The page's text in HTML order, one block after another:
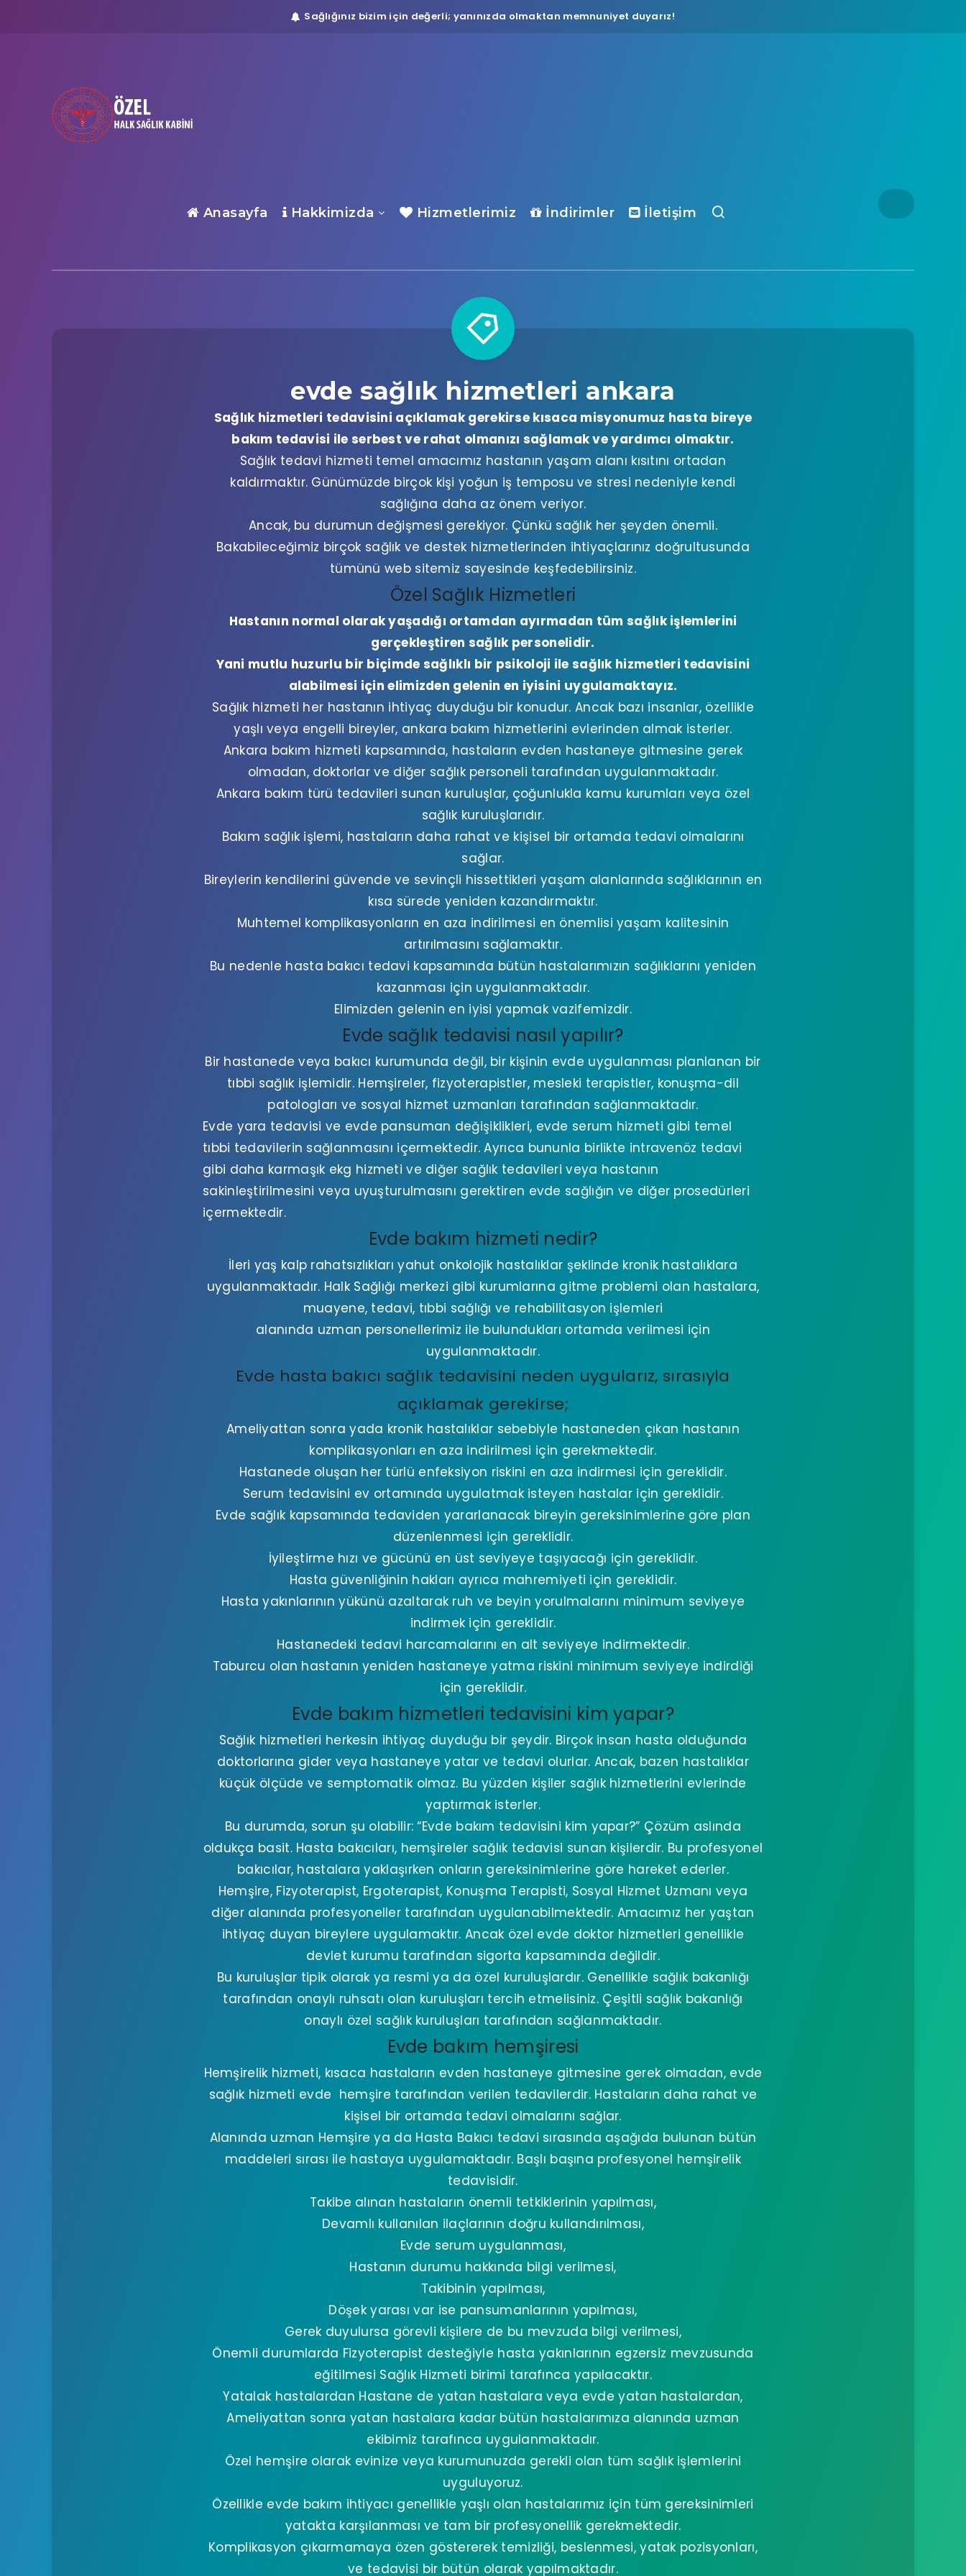
Sağlığınız bizim için değerli; yanınızda olmaktan memnuniyet duyarız!
Anasayfa Hakkimizda Hizmetlerimiz İndirimler İletişim
evde sağlık hizmetleri ankara
Sağlık hizmetleri tedavisini açıklamak gerekirse kısaca misyonumuz hasta bireye
bakım tedavisi ile serbest ve rahat olmanızı sağlamak ve yardımcı olmaktır.
Sağlık tedavi hizmeti temel amacımız hastanın yaşam alanı kısıtını ortadan
kaldırmaktır. Günümüzde birçok kişi yoğun iş temposu ve stresi nedeniyle kendi
sağlığına daha az önem veriyor.
Ancak, bu durumun değişmesi gerekiyor. Çünkü sağlık her şeyden önemli.
Bakabileceğimiz birçok sağlık ve destek hizmetlerinden ihtiyaçlarınız doğrultusunda
tümünü web sitemiz sayesinde keşfedebilirsiniz.
Özel Sağlık Hizmetleri
Hastanın normal olarak yaşadığı ortamdan ayırmadan tüm sağlık işlemlerini
gerçekleştiren sağlık personelidir.
Yani mutlu huzurlu bir biçimde sağlıklı bir psikoloji ile sağlık hizmetleri tedavisini
alabilmesi için elimizden gelenin en iyisini uygulamaktayız.
Sağlık hizmeti her hastanın ihtiyaç duyduğu bir konudur. Ancak bazı insanlar, özellikle
yaşlı veya engelli bireyler, ankara bakım hizmetlerini evlerinden almak isterler.
Ankara bakım hizmeti kapsamında, hastaların evden hastaneye gitmesine gerek
olmadan, doktorlar ve diğer sağlık personeli tarafından uygulanmaktadır.
Ankara bakım türü tedavileri sunan kuruluşlar, çoğunlukla kamu kurumları veya özel
sağlık kuruluşlarıdır.
Bakım sağlık işlemi, hastaların daha rahat ve kişisel bir ortamda tedavi olmalarını
sağlar.
Bireylerin kendilerini güvende ve sevinçli hissettikleri yaşam alanlarında sağlıklarının en
kısa sürede yeniden kazandırmaktır.
Muhtemel komplikasyonların en aza indirilmesi en önemlisi yaşam kalitesinin
artırılmasını sağlamaktır.
Bu nedenle hasta bakıcı tedavi kapsamında bütün hastalarımızın sağlıklarını yeniden
kazanması için uygulanmaktadır.
Elimizden gelenin en iyisi yapmak vazifemizdir.
Evde sağlık tedavisi nasıl yapılır?
Bir hastanede veya bakıcı kurumunda değil, bir kişinin evde uygulanması planlanan bir
tıbbi sağlık işlemidir. Hemşireler, fizyoterapistler, mesleki terapistler, konuşma-dil
patologları ve sosyal hizmet uzmanları tarafından sağlanmaktadır.
Evde yara tedavisi ve evde pansuman değişiklikleri, evde serum hizmeti gibi temel
tıbbi tedavilerin sağlanmasını içermektedir. Ayrıca bununla birlikte intravenöz tedavi
gibi daha karmaşık ekg hizmeti ve diğer sağlık tedavileri veya hastanın
sakinleştirilmesini veya uyuşturulmasını gerektiren evde sağlığın ve diğer prosedürleri
içermektedir.
Evde bakım hizmeti nedir?
İleri yaş kalp rahatsızlıkları yahut onkolojik hastalıklar şeklinde kronik hastalıklara
uygulanmaktadır. Halk Sağlığı merkezi gibi kurumlarına gitme problemi olan hastalara,
muayene, tedavi, tıbbi sağlığı ve rehabilitasyon işlemleri
alanında uzman personellerimiz ile bulundukları ortamda verilmesi için
uygulanmaktadır.
Evde hasta bakıcı sağlık tedavisini neden uygularız, sırasıyla
açıklamak gerekirse;
Ameliyattan sonra yada kronik hastalıklar sebebiyle hastaneden çıkan hastanın
komplikasyonları en aza indirilmesi için gerekmektedir.
Hastanede oluşan her türlü enfeksiyon riskini en aza indirmesi için gereklidir.
Serum tedavisini ev ortamında uygulatmak isteyen hastalar için gereklidir.
Evde sağlık kapsamında tedaviden yararlanacak bireyin gereksinimlerine göre plan
düzenlenmesi için gereklidir.
İyileştirme hızı ve gücünü en üst seviyeye taşıyacağı için gereklidir.
Hasta güvenliğinin hakları ayrıca mahremiyeti için gereklidir.
Hasta yakınlarının yükünü azaltarak ruh ve beyin yorulmalarını minimum seviyeye
indirmek için gereklidir.
Hastanedeki tedavi harcamalarını en alt seviyeye indirmektedir.
Taburcu olan hastanın yeniden hastaneye yatma riskini minimum seviyeye indirdiği
için gereklidir.
Evde bakım hizmetleri tedavisini kim yapar?
Sağlık hizmetleri herkesin ihtiyaç duyduğu bir şeydir. Birçok insan hasta olduğunda
doktorlarına gider veya hastaneye yatar ve tedavi olurlar. Ancak, bazen hastalıklar
küçük ölçüde ve semptomatik olmaz. Bu yüzden kişiler sağlık hizmetlerini evlerinde
yaptırmak isterler.
Bu durumda, sorun şu olabilir: “Evde bakım tedavisini kim yapar?” Çözüm aslında
oldukça basit. Hasta bakıcıları, hemşireler sağlık tedavisi sunan kişilerdir. Bu profesyonel
bakıcılar, hastalara yaklaşırken onların gereksinimlerine göre hareket ederler.
Hemşire, Fizyoterapist, Ergoterapist, Konuşma Terapisti, Sosyal Hizmet Uzmanı veya
diğer alanında profesyoneller tarafından uygulanabilmektedir. Amacımız her yaştan
ihtiyaç duyan bireylere uygulamaktır. Ancak özel evde doktor hizmetleri genellikle
devlet kurumu tarafından sigorta kapsamında değildir.
Bu kuruluşlar tipik olarak ya resmi ya da özel kuruluşlardır. Genellikle sağlık bakanlığı
tarafından onaylı ruhsatı olan kuruluşları tercih etmelisiniz. Çeşitli sağlık bakanlığı
onaylı özel sağlık kuruluşları tarafından sağlanmaktadır.
Evde bakım hemşiresi
Hemşirelik hizmeti, kısaca hastaların evden hastaneye gitmesine gerek olmadan, evde
sağlık hizmeti evde hemşire tarafından verilen tedavilerdir. Hastaların daha rahat ve
kişisel bir ortamda tedavi olmalarını sağlar.
Alanında uzman Hemşire ya da Hasta Bakıcı tedavi sırasında aşağıda bulunan bütün
maddeleri sırası ile hastaya uygulamaktadır. Başlı başına profesyonel hemşirelik
tedavisidir.
Takibe alınan hastaların önemli tetkiklerinin yapılması,
Devamlı kullanılan ilaçlarının doğru kullandırılması,
Evde serum uygulanması,
Hastanın durumu hakkında bilgi verilmesi,
Takibinin yapılması,
Döşek yarası var ise pansumanlarının yapılması,
Gerek duyulursa görevli kişilere de bu mevzuda bilgi verilmesi,
Önemli durumlarda Fizyoterapist desteğiyle hasta yakınlarının egzersiz mevzusunda
eğitilmesi Sağlık Hizmeti birimi tarafınca yapılacaktır.
Yatalak hastalardan Hastane de yatan hastalara veya evde yatan hastalardan,
Ameliyattan sonra yatan hastalara kadar bütün hastalarımıza alanında uzman
ekibimiz tarafınca uygulanmaktadır.
Özel hemşire olarak evinize veya kurumunuzda gerekli olan tüm sağlık işlemlerini
uyguluyoruz.
Özellikle evde bakım ihtiyacı genellikle yaşlı olan hastalarımız için tüm gereksinimleri
yatakta karşılanması ve tam bir profesyonellik gerekmektedir.
Komplikasyon çıkarmamaya özen göstererek temizliği, beslenmesi, yatak pozisyonları,
ve tedavisi bir bütün olarak yapılmaktadır.